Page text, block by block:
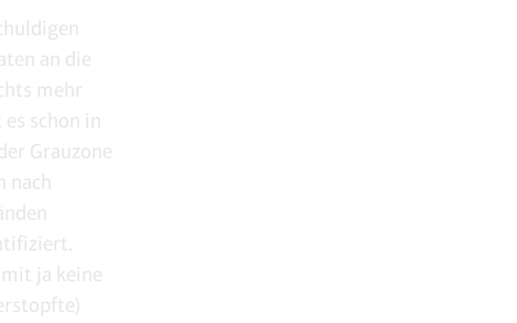
an die
mehr
schon in
Grauzone
nach
ja keine